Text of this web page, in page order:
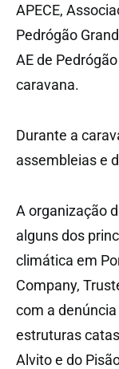
APECE,
Pedrógão
AE de
caravana.
Durante a
assembleias e
A organização
alguns dos
climática em
Company,
com a
estruturas
Alvito e do